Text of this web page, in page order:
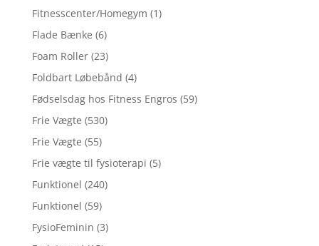
Fitnesscenter/Homegym (1)
Flade Bænke (6)
Foam Roller (23)
Foldbart Løbebånd (4)
Fødselsdag hos Fitness Engros (59)
Frie Vægte (530)
Frie Vægte (55)
Frie vægte til fysioterapi (5)
Funktionel (240)
Funktionel (59)
FysioFeminin (3)